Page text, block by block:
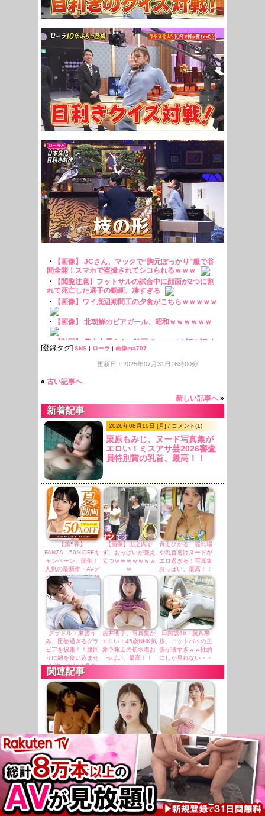
[登録タグ] SNS ローラ 画像ma707
更新日：2025年07月31日16時00分
« 古い記事へ
新しい記事へ»
新着記事
2026年08月10日 [月] / コメント(1)
栗原もみじ、ヌード写真集が
エロい！ミスアサ芸2026審査
員特別賞の乳首、最高！！
【第5弾】
FANZA「50％OFFキ
ャンペーン」開催！
人気の最新作・AVデ
ビュー作品、VR作品
が期間限定セール
中！
【画像】山之内す
ず、おっぱいが聳え
立つｗｗｗｗｗｗｗ
ｗ
青山ひかる、濡れ場
や乳首透けヌードが
エロ過ぎる！写真集
おっぱい、最高！！
グラドル・東雲う
み、圧巻過ぎるグラ
ビアを披露！！腰回
りに紐を食い込ませ
た姿、スケベ過ぎ
る・・
吉井明子、写真集が
エロい！45歳NHK気
象予報士の初水着お
っぱい、最高！！
日向坂46・藤嶌果
歩、ニットパイの主
張が凄すぎｗｗ性的
にしか見れない・・
関連記事
あの美巨乳フルヌー
ドで話題になった大
物女優、最新のオッ
パイが公開され
る！！！！
藤田ニコルさん、や
っぱり例の写真を公
開・・・（※画像あ
り）
電撃ネットワークの
女性メンバー、セミ
ヌードｗｗｗｗｗｗ
（※画像あり）